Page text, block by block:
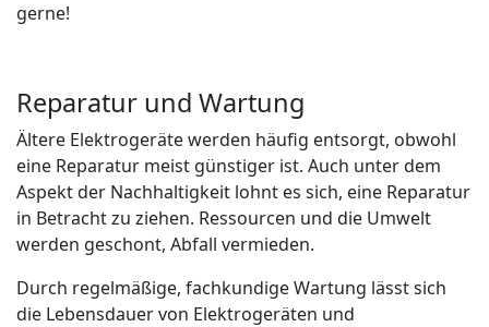
gerne!
Reparatur und Wartung
Ältere Elektrogeräte werden häufig entsorgt, obwohl
eine Reparatur meist günstiger ist. Auch unter dem
Aspekt der Nachhaltigkeit lohnt es sich, eine Reparatur
in Betracht zu ziehen. Ressourcen und die Umwelt
werden geschont, Abfall vermieden.
Durch regelmäßige, fachkundige Wartung lässt sich
die Lebensdauer von Elektrogeräten und